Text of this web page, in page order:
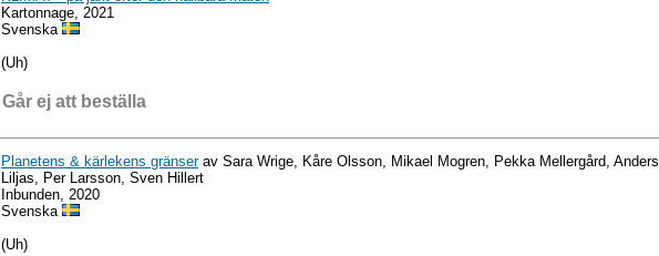
Kartonnage, 2021
Svenska
(Uh)
Går ej att beställa
Planetens & kärlekens gränserav Sara Wrige, Kåre Olsson, Mikael Mogren, Pekka Mellergård, Anders
Liljas, Per Larsson, Sven Hillert
Inbunden, 2020
Svenska
(Uh)